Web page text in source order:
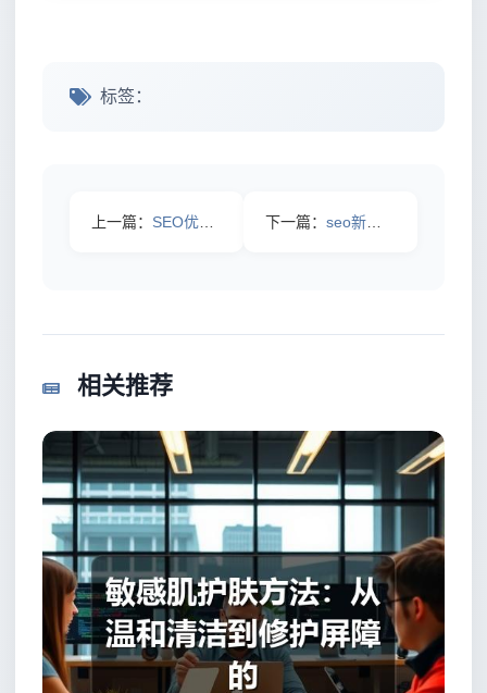
标签：
上一篇： SEO优化中网站死链接如何处理 下一篇： seo新站优化过程中不适合转载文章与内容
相关推荐